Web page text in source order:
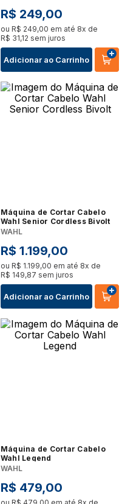
R$ 249,00
ou R$ 249,00 em até 8x de
R$ 31,12 sem juros
Adicionar ao Carrinho
Máquina de Cortar Cabelo
Wahl Senior Cordless Bivolt
WAHL
R$ 1.199,00
ou R$ 1.199,00 em até 8x de
R$ 149,87 sem juros
Adicionar ao Carrinho
Máquina de Cortar Cabelo
Wahl Legend
WAHL
R$ 479,00